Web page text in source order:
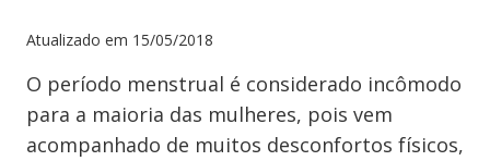
Atualizado em 15/05/2018
O período menstrual é considerado incômodo
para a maioria das mulheres, pois vem
acompanhado de muitos desconfortos físicos,